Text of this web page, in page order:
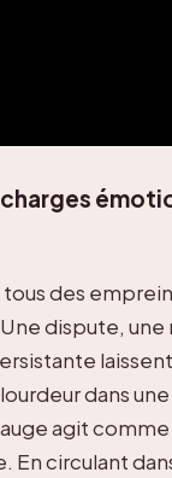
charges
tous des
dispute, une
dans
agit
En circulant